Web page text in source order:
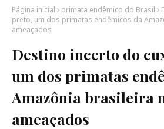
Página inicial primata endêmico do Brasil
preto, um dos primatas endêmicos da
ameaçados
Destino incerto do
um dos primatas
Amazônia brasileira
ameaçados